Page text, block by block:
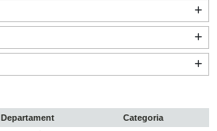
Departament
Categoria